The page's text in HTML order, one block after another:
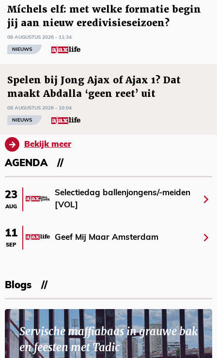
Míchels elf: met welke formatie begin
jij aan nieuw eredivisieseizoen?
08 AUGUSTUS 2026 - 11:34
NIEUWS
Spelen bij Jong Ajax of Ajax 1? Dat
maakt Abdalla ‘geen reet’ uit
08 AUGUSTUS 2026 - 10:04
NIEUWS
Bekijk meer
AGENDA
23
AUG
Selectiedag ballenjongens/-meiden
[VOL]
11
SEP
Geef Mij Maar Amsterdam
Blogs
Servische maffiabaas in grauwe bak
en feesten met Tadic